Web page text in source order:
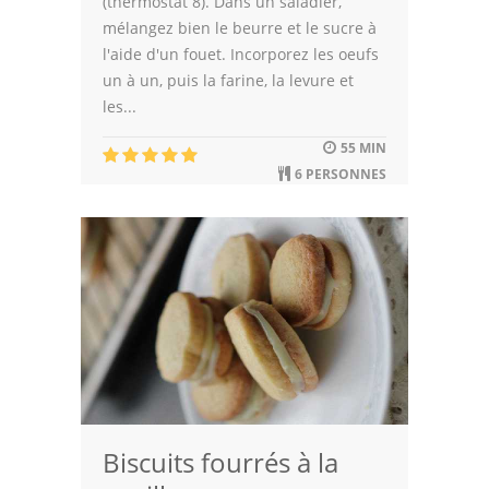
mélangez bien le beurre et le sucre à
l'aide d'un fouet. Incorporez les oeufs
un à un, puis la farine, la levure et
les...
55 MIN
6 PERSONNES
Biscuits fourrés à la